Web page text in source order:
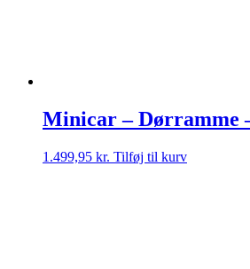
Minicar – Dørramme
1.499,95 kr. Tilføj til kurv